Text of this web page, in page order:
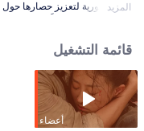
الإمبراطورية لتعزيز حصارها حول
الأسلحة الشحيحة والإرادة
وبطوليًا غارقًا في التضحيات...
المزيد
قائمة التشغيل
أعضاء